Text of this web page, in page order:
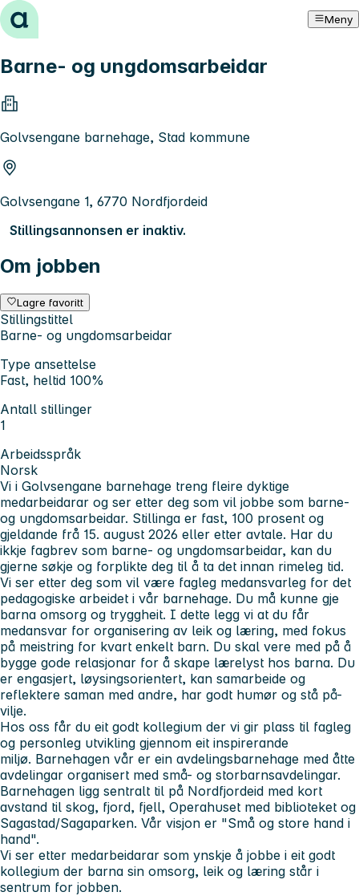
Hopp til innhold Meny
Barne- og ungdomsarbeidar
Golvsengane barnehage, Stad kommune
Golvsengane 1, 6770 Nordfjordeid
Stillingsannonsen er inaktiv.
Om jobben
Lagre favoritt
Stillingstittel
Barne- og ungdomsarbeidar
Type ansettelse
Fast, heltid 100%
Antall stillinger
1
Arbeidsspråk
Norsk
Vi i Golvsengane barnehage treng fleire dyktige
medarbeidarar og ser etter deg som vil jobbe som barne-
og ungdomsarbeidar. Stillinga er fast, 100 prosent og
gjeldande frå 15. august 2026 eller etter avtale. Har du
ikkje fagbrev som barne- og ungdomsarbeidar, kan du
gjerne søkje og forplikte deg til å ta det innan rimeleg tid.
Vi ser etter deg som vil være fagleg medansvarleg for det
pedagogiske arbeidet i vår barnehage. Du må kunne gje
barna omsorg og tryggheit. I dette legg vi at du får
medansvar for organisering av leik og læring, med fokus
på meistring for kvart enkelt barn. Du skal vere med på å
bygge gode relasjonar for å skape lærelyst hos barna. Du
er engasjert, løysingsorientert, kan samarbeide og
reflektere saman med andre, har godt humør og stå på-
vilje.
Hos oss får du eit godt kollegium der vi gir plass til fagleg
og personleg utvikling gjennom eit inspirerande
miljø. Barnehagen vår er ein avdelingsbarnehage med åtte
avdelingar organisert med små- og storbarnsavdelingar.
Barnehagen ligg sentralt til på Nordfjordeid med kort
avstand til skog, fjord, fjell, Operahuset med biblioteket og
Sagastad/Sagaparken. Vår visjon er "Små og store hand i
hand".
Vi ser etter medarbeidarar som ynskje å jobbe i eit godt
kollegium der barna sin omsorg, leik og læring står i
sentrum for jobben.